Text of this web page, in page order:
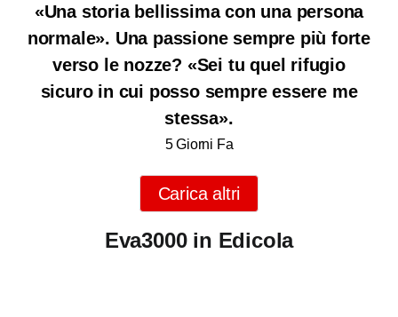
«Una storia bellissima con una persona
normale». Una passione sempre più forte
verso le nozze? «Sei tu quel rifugio
sicuro in cui posso sempre essere me
stessa».
5 Giorni Fa
Carica altri
Eva3000 in Edicola